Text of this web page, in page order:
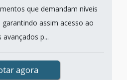
que demandam níveis
assim acesso ao
p...
agora